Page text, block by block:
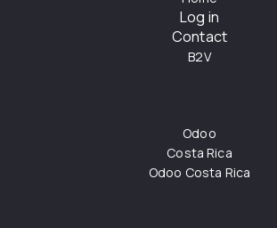
Log in
Contact
B2V
Odoo
Costa Rica
Odoo Costa Rica